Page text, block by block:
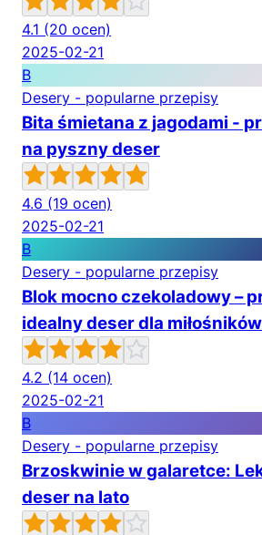
4.1 (20 ocen)
2025-02-21
B
Desery - popularne przepisy
Bita śmietana z jagodami -
na pyszny deser
4.6 (19 ocen)
2025-02-21
B
Desery - popularne przepisy
Blok mocno czekoladowy –
idealny deser dla
4.2 (14 ocen)
2025-02-21
B
Desery - popularne przepisy
Brzoskwinie w galaretce:
deser na lato